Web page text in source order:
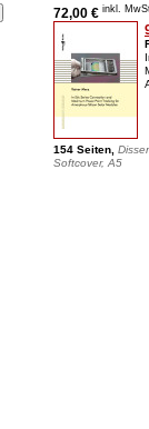
72,00 € inkl.
154 Seiten,
Softcover, A5